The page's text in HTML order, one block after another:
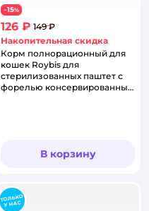
−15%
126 ₽ 149 ₽
Накопительная скидка
Корм полнорационный для
кошек Roybis для
стерилизованных паштет с
форелью консервированный
В корзину